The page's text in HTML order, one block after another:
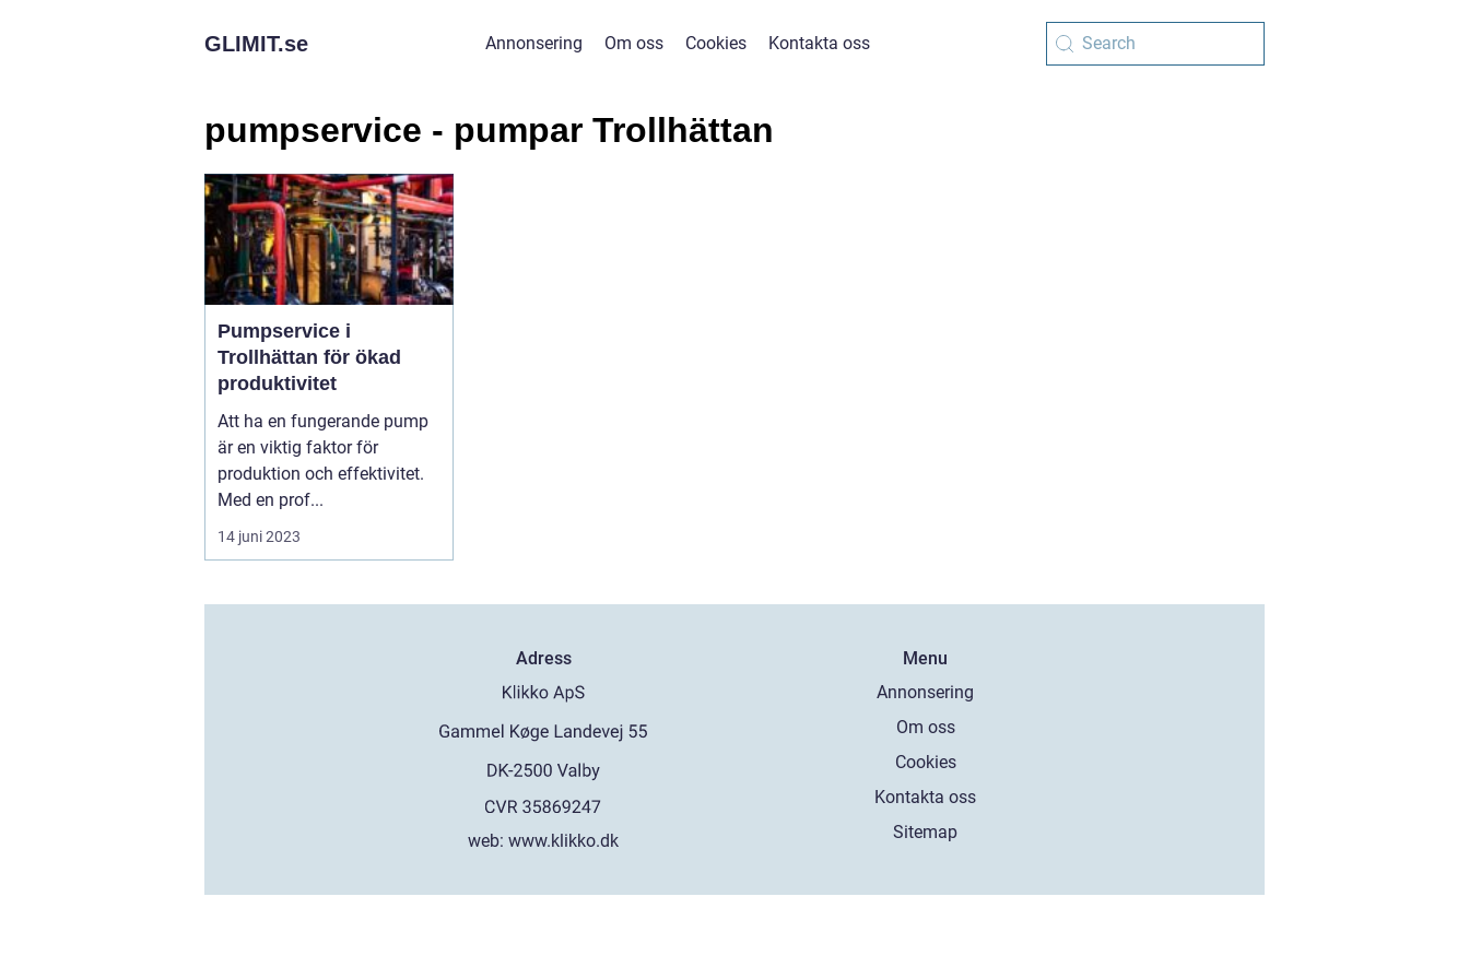
GLIMIT.se Annonsering Om oss Cookies Kontakta oss
pumpservice - pumpar Trollhättan
Pumpservice i
Trollhättan för ökad
produktivitet
Att ha en fungerande pump
är en viktig faktor för
produktion och effektivitet.
Med en prof...
14 juni 2023
Adress
web:www.klikko.dk
Menu
Annonsering
Om oss
Cookies
Kontakta oss
Sitemap